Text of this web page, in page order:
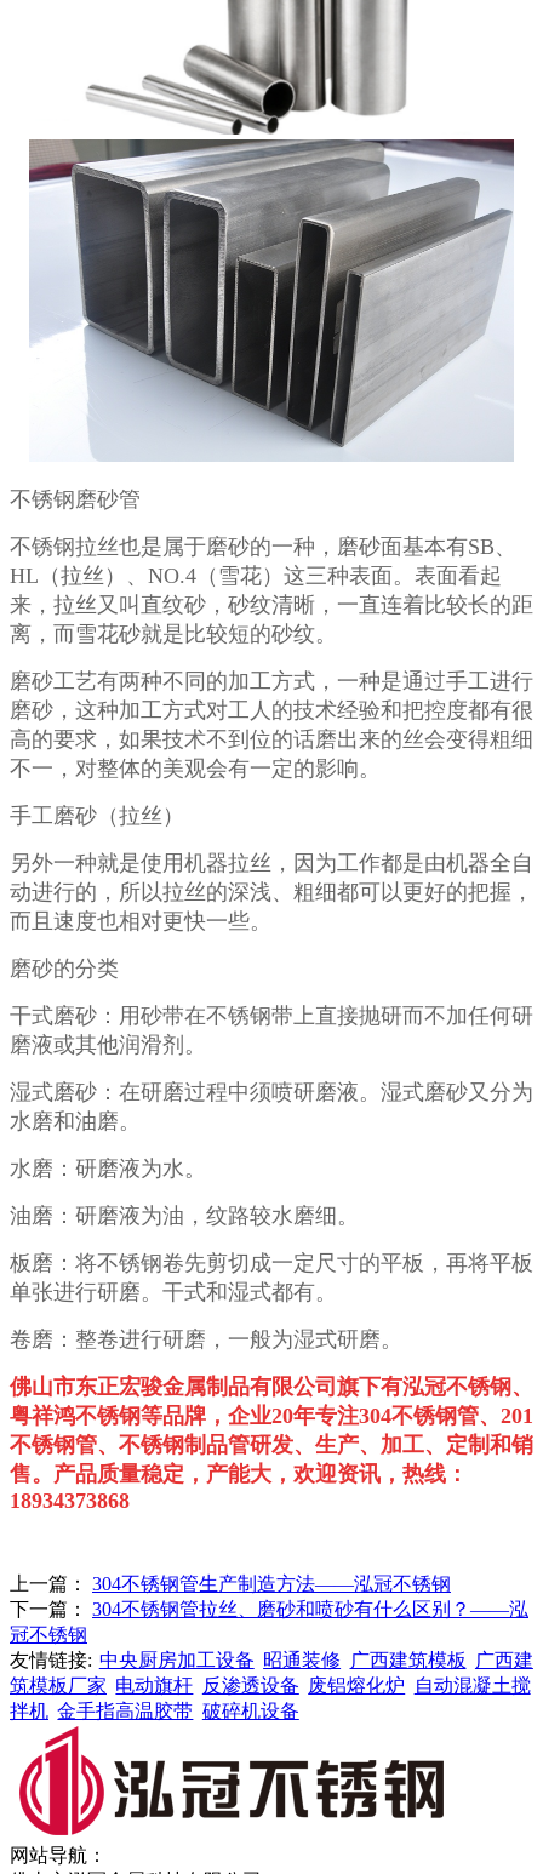
不锈钢磨砂管
不锈钢拉丝也是属于磨砂的一种，磨砂面基本有SB、
HL（拉丝）、NO.4（雪花）这三种表面。表面看起
来，拉丝又叫直纹砂，砂纹清晰，一直连着比较长的距
离，而雪花砂就是比较短的砂纹。
磨砂工艺有两种不同的加工方式，一种是通过手工进行
磨砂，这种加工方式对工人的技术经验和把控度都有很
高的要求，如果技术不到位的话磨出来的丝会变得粗细
不一，对整体的美观会有一定的影响。
手工磨砂（拉丝）
另外一种就是使用机器拉丝，因为工作都是由机器全自
动进行的，所以拉丝的深浅、粗细都可以更好的把握，
而且速度也相对更快一些。
磨砂的分类
干式磨砂：用砂带在不锈钢带上直接抛研而不加任何研
磨液或其他润滑剂。
湿式磨砂：在研磨过程中须喷研磨液。湿式磨砂又分为
水磨和油磨。
水磨：研磨液为水。
油磨：研磨液为油，纹路较水磨细。
板磨：将不锈钢卷先剪切成一定尺寸的平板，再将平板
单张进行研磨。干式和湿式都有。
卷磨：整卷进行研磨，一般为湿式研磨。
佛山市东正宏骏金属制品有限公司旗下有泓冠不锈钢、
粤祥鸿不锈钢等品牌，企业20年专注304不锈钢管、 201
不锈钢管、不锈钢制品管研发、生产、加工、定制和销
售。 产品质量稳定，产能大，欢迎资讯，热线：
18934373868
上一篇： 304不锈钢管生产制造方法——泓冠不锈钢
下一篇： 304不锈钢管拉丝、磨砂和喷砂有什么区别？——泓
冠不锈钢
友情链接: 中央厨房加工设备 昭通装修 广西建筑模板
广西建
筑模板厂家 电动旗杆 反渗透设备 废铝熔化炉
自动混凝土搅
拌机 金手指高温胶带 破碎机设备
网站导航：